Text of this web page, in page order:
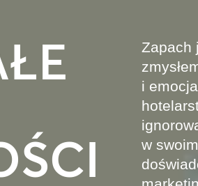
Zapach
i
w